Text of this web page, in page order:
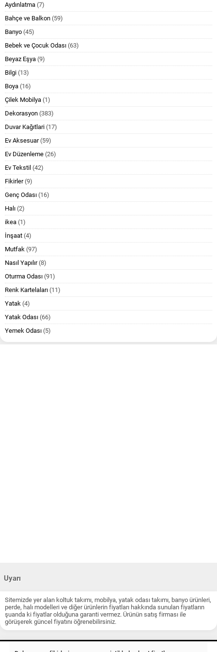
Aydınlatma (7)
Bahçe ve Balkon (59)
Banyo (45)
Bebek ve Çocuk Odası (63)
Beyaz Eşya (9)
Bilgi (13)
Boya (16)
Çilek Mobilya (1)
Dekorasyon (383)
Duvar Kağıtlari (17)
Ev Aksesuar(59)
Ev Düzenleme (26)
Ev Tekstil (42)
Fikirler(9)
Genç Odası (16)
Halı (2)
ikea (1)
İnşaat (4)
Mutfak (97)
Nasıl Yapılır(8)
Oturma Odası (91)
Renk Kartelaları (11)
Yatak (4)
Yatak Odası (66)
Yemek Odası (5)
Uyarı
Sitemizde yer alan koltuk takımı, mobilya, yatak odası takımı, banyo ürünleri,
perde, halı modelleri ve diğer ürünlerin fiyatları hakkında sunulan fiyatların
şuanda ki fiyatlar olduğuna garanti vermez. Ürünün satış firması ile
görüşerek güncel fiyatını öğrenebilirsiniz.